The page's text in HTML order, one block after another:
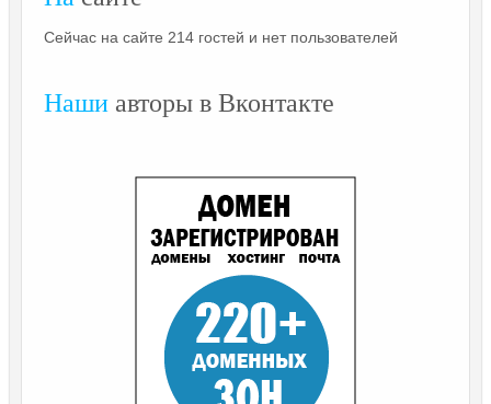
Сейчас на сайте 214 гостей и нет пользователей
Наши авторы в Вконтакте